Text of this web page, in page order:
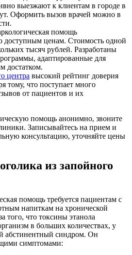
выезжают к клиентам в городе в
Оформить вызов врачей можно в
помощь
доступным ценам. Стоимость одной
тысяч рублей. Разработаны
адаптированные для
достатком.
центра высокий рейтинг доверия
тому, что поступает много
от пациентов и их
помощь анонимно, звоните
Записывайтесь на прием и
консультацию, уточняйте цены
из запойного
помощь требуется пациентам с
напиткам на хронической
того, что токсины этанола
в больших количествах, у
абстинентный синдром. Он
симптомами: